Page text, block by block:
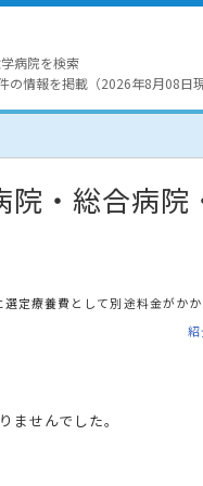
病院を検索
情報を掲載（2026年8月08日現
院・総合病院
定療養費として別途料金がかか
せんでした。